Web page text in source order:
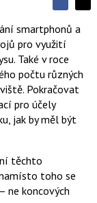
S
d
í
l
e
t
S
í
l
j
t
n
F
a
o
u
t
smartphonů a
pro využití
Také v roce
počtu různých
Pokračovat
pro účely
jak by měl být
těchto
toho se
ne koncových